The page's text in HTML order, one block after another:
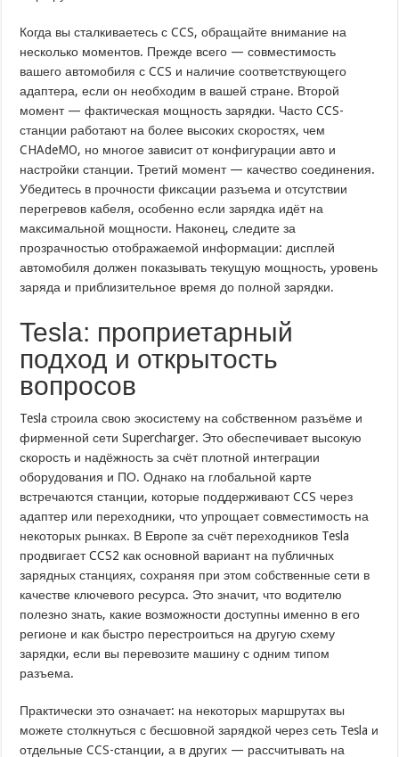
Когда вы сталкиваетесь с CCS, обращайте внимание на
несколько моментов. Прежде всего — совместимость
вашего автомобиля с CCS и наличие соответствующего
адаптера, если он необходим в вашей стране. Второй
момент — фактическая мощность зарядки. Часто CCS-
станции работают на более высоких скоростях, чем
CHAdeMO, но многое зависит от конфигурации авто и
настройки станции. Третий момент — качество соединения.
Убедитесь в прочности фиксации разъема и отсутствии
перегревов кабеля, особенно если зарядка идёт на
максимальной мощности. Наконец, следите за
прозрачностью отображаемой информации: дисплей
автомобиля должен показывать текущую мощность, уровень
заряда и приблизительное время до полной зарядки.
Tesla: проприетарный
подход и открытость
вопросов
Tesla строила свою экосистему на собственном разъёме и
фирменной сети Supercharger. Это обеспечивает высокую
скорость и надёжность за счёт плотной интеграции
оборудования и ПО. Однако на глобальной карте
встречаются станции, которые поддерживают CCS через
адаптер или переходники, что упрощает совместимость на
некоторых рынках. В Европе за счёт переходников Tesla
продвигает CCS2 как основной вариант на публичных
зарядных станциях, сохраняя при этом собственные сети в
качестве ключевого ресурса. Это значит, что водителю
полезно знать, какие возможности доступны именно в его
регионе и как быстро перестроиться на другую схему
зарядки, если вы перевозите машину с одним типом
разъема.
Практически это означает: на некоторых маршрутах вы
можете столкнуться с бесшовной зарядкой через сеть Tesla и
отдельные CCS-станции, а в других — рассчитывать на